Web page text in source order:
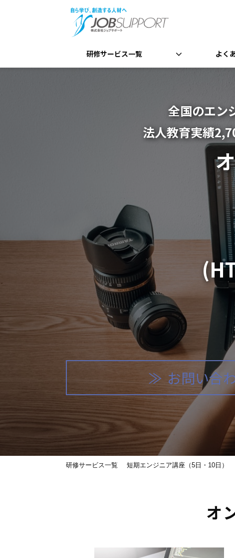
研修サービス一覧 よく
全国のエン
法人教育実績
お問い合
研修サービス一覧 短期エンジニア講座（5日・10日）
オ